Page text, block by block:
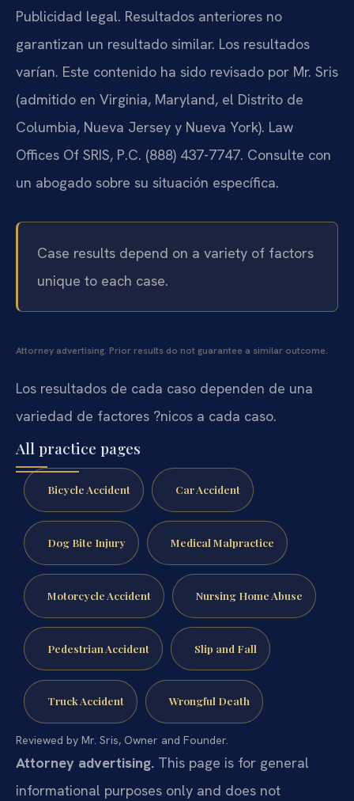
Publicidad legal. Resultados anteriores no
garantizan un resultado similar. Los resultados
varían. Este contenido ha sido revisado por Mr. Sris
(admitido en Virginia, Maryland, el Distrito de
Columbia, Nueva Jersey y Nueva York). Law
Offices Of SRIS, P.C. (888) 437-7747. Consulte con
un abogado sobre su situación específica.
Case results depend on a variety of factors
unique to each case.
Attorney advertising. Prior results do not guarantee a similar outcome.
Los resultados de cada caso dependen de una
variedad de factores ?nicos a cada caso.
All practice pages
Bicycle Accident Car Accident
Dog Bite Injury Medical Malpractice
Motorcycle Accident Nursing Home Abuse
Pedestrian Accident Slip and Fall
Truck Accident Wrongful Death
Reviewed by Mr. Sris, Owner and Founder.
Attorney advertising. This page is for general
informational purposes only and does not